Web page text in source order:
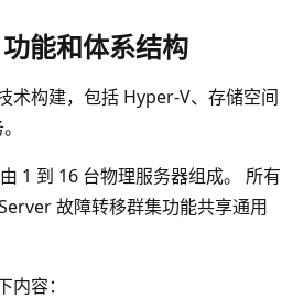
能和体系结构
术构建，包括 Hyper-V、存储空间
1 到 16 台物理服务器组成。 所有
故障转移群集功能共享通用
容：